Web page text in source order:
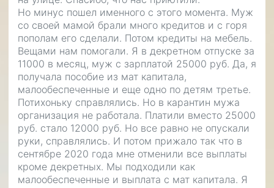
Но минус пошел именного с этого момента. Муж
со своей мамой брали много кредитов и с горя
пополам его сделали. Потом кредиты на мебель.
Вещами нам помогали. Я в декретном отпуске за
11000 в месяц, муж с зарплатой 25000 руб. Да, я
получала пособие из мат капитала,
малообеспеченные и еще одно по детям третье.
Потихоньку справлялись. Но в карантин мужа
организация не работала. Платили вместо 25000
руб. стало 12000 руб. Но все равно не опускали
руки, справлялись. И потом прижало так что в
сентябре 2020 года мне отменили все выплаты
кроме декретных. Мы подходили как
малообеспеченные и выплата с мат капитала. Я